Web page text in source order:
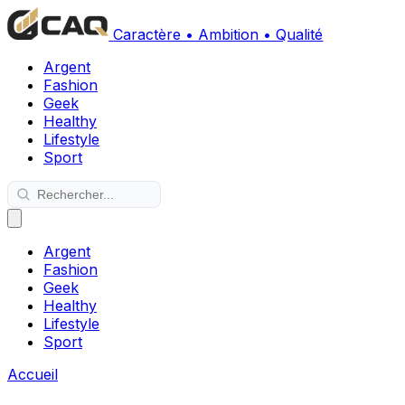
Caractère • Ambition • Qualité
Argent
Fashion
Geek
Healthy
Lifestyle
Sport
Argent
Fashion
Geek
Healthy
Lifestyle
Sport
Accueil